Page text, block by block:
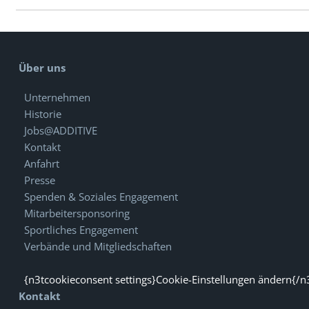
Über uns
Unternehmen
Historie
Jobs@ADDITIVE
Kontakt
Anfahrt
Presse
Spenden & Soziales Engagement
Mitarbeitersponsoring
Sportliches Engagement
Verbände und Mitgliedschaften
{n3tcookieconsent settings}Cookie-Einstellungen ändern{/
Kontakt